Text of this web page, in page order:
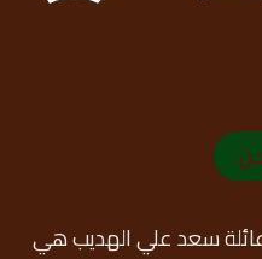
سعد علي الهديب هي